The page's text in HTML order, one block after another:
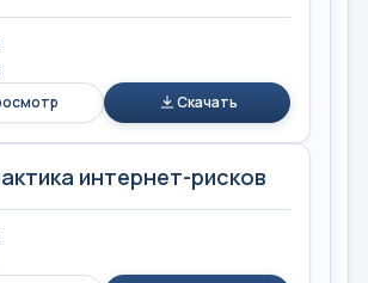
Скачать
интернет-рисков